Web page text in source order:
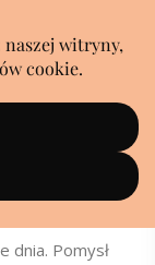
dnia. Pomysł